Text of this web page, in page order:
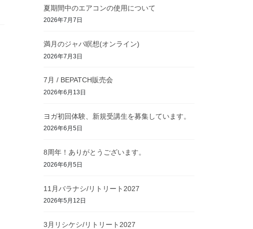
夏期間中のエアコンの使用について
2026年7月7日
満月のジャパ瞑想(オンライン)
2026年7月3日
7月 / BEPATCH販売会
2026年6月13日
ヨガ初回体験、新規受講生を募集しています。
2026年6月5日
8周年！ありがとうございます。
2026年6月5日
11月バラナシ/リトリート2027
2026年5月12日
3月リシケシ/リトリート2027